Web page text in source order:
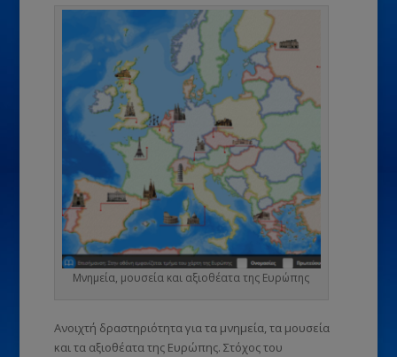
Μνημεία, μουσεία και αξιοθέατα της Ευρώπης
Ανοιχτή δραστηριότητα για τα μνημεία, τα μουσεία
και τα αξιοθέατα της Ευρώπης. Στόχος του